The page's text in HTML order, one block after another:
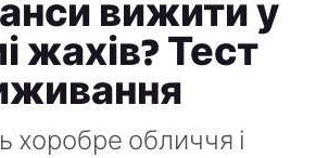
вижити у
жахів? Тест
хоробре обличчя і